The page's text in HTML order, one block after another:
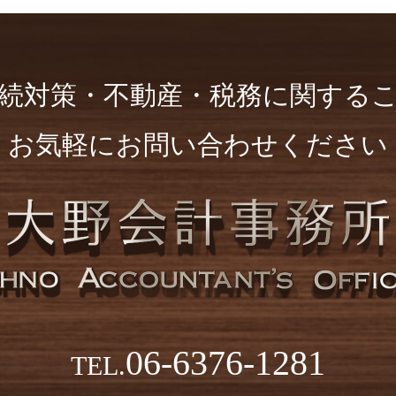
対策・不動産・ 税務に関する
お気軽にお問い合わせください
TEL.06-6376-1281